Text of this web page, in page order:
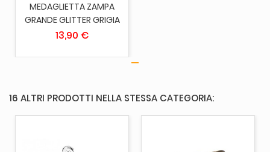
MEDAGLIETTA ZAMPA
GRANDE GLITTER GRIGIA
13,90 €
16 ALTRI PRODOTTI NELLA STESSA CATEGORIA: